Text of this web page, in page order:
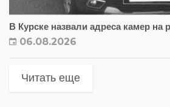
В Курске назвали адреса камер на
06.08.2026
Читать еще